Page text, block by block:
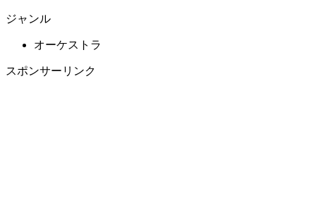
ジャンル
オーケストラ
スポンサーリンク